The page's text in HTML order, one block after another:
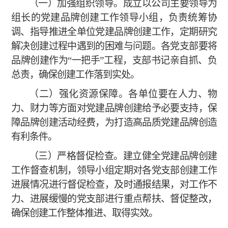
（一）加强组织领导。成立以公司主要领导为
组长的党建品牌创建工作领导小组，负责统筹协
调、指导推进全单位党建品牌创建工作，定期研究
解决创建过程中遇到的困难与问题。各党支部要将
品牌创建作为“一把手”工程，支部书记亲自抓、负
总责，确保创建工作落到实处。
（二）强化资源保障。各单位要在人力、物
力、财力等方面对党建品牌创建给予必要支持，保
障品牌创建活动经费，为打造高品质党建品牌创造
有利条件。
（三）严格督促检查。建立健全党建品牌创建
工作督查机制，领导小组定期对各党支部创建工作
进展情况进行督促检查，及时通报结果，对工作不
力、进展缓慢的党支部进行重点帮扶、督促整改，
确保创建工作整体推进、取得实效。